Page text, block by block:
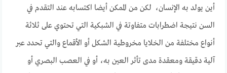
أين يولد به الإنسان، لكن من الممكن أيضا اكتسابه عند التقدم في
السن نتيجة اضطرابات متفاوتة في الشبكية التي تحتوي على ثلاثة
أنواع مختلفة من الخلايا مخروطية الشكل أو الأقماع والتي تحدد عبر
آلية دقيقة ومعقدة مدى تأثر العين به، أو في العصب البصري أو